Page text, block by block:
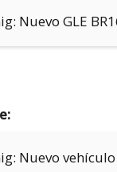
Nuevo GLE
Nuevo